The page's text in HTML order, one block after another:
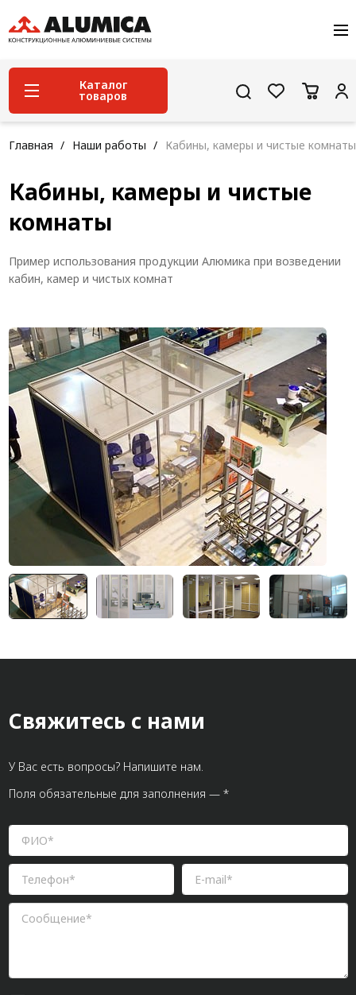
О компании
Услуги
Сервис и поддержка
Проекты
Контакты
Каталог
товаров
Система конструкционного алюминиевого
профиля
Конструкционная трубная система
Модульная трубная система
Конвейерная фурнитура
Система линейного перемещения NEW!
Система V-паза NEW!
Алюминиевые промышленные ограждения
Алюминиевая промышленная мебель
Крейты и кассеты Subrack systems
Профиль строительного назначения
Радиаторный алюминиевый профиль NEW!
Лист алюминиевый
Метрический крепеж
Конструкции из профиля
Главная Наши работы Кабины, камеры и чистые комнаты
Кабины, камеры и чистые
комнаты
Пример использования продукции Алюмика при возведении
кабин, камер и чистых комнат
Свяжитесь с нами
У Вас есть вопросы? Напишите нам.
Поля обязательные для заполнения — *